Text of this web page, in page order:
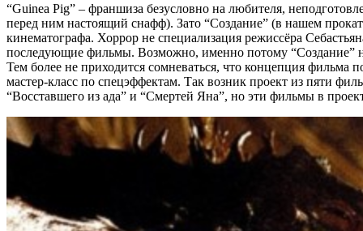
“Guinea Pig” – франшиза безусловно на любителя,
перед ним настоящий снафф). Зато “Создание” (в нашем
кинематографа. Хоррор не специализация режиссёра
последующие фильмы. Возможно, именно потому “Создание”
Тем более не приходится сомневаться, что концепция фильма
мастер-класс по спецэффектам. Так возник проект из пяти
“Восставшего из ада” и “Смертей Яна”, но эти фильмы в